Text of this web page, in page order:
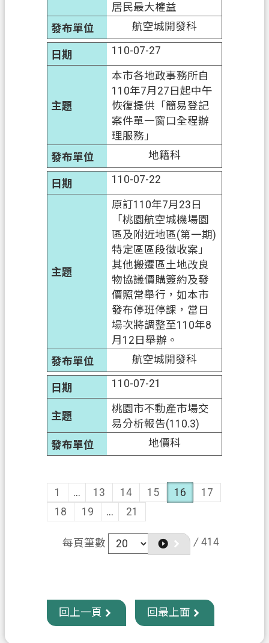
居民最大權益
航空城開發科
110-07-27
本市各地政事務所自
110年7月27日起中午
恢復提供「簡易登記
案件單一窗口全程辦
理服務」
地籍科
110-07-22
原訂110年7月23日
「桃園航空城機場園
區及附近地區(第一期)
特定區區段徵收案」
其他搬遷區土地改良
物協議價購簽約及發
價照常舉行，如本市
發布停班停課，當日
場次將調整至110年8
月12日舉辦。
航空城開發科
110-07-21
桃園市不動產市場交
易分析報告(110.3)
地價科
1 ... 13 14 15 16
17
18
19 ... 21
每頁筆數 / 414
回上一頁 回最上面